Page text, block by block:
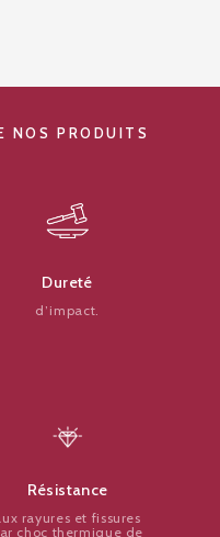
NOS PRODUITS
Dureté
d’impact.
Résistance
rayures et fissures
choc thermique de